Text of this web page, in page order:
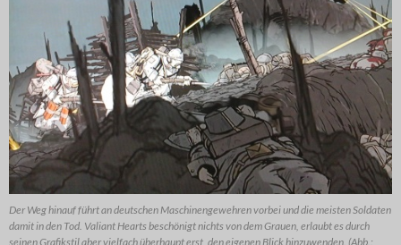
Der Weg hinauf führt an deutschen Maschinengewehren vorbei und die meisten Soldaten
damit in den Tod. Valiant Hearts beschönigt nichts von dem Grauen, erlaubt es durch
seinen Grafikstil aber vielfach überhaupt erst, den eigenen Blick hinzuwenden. (Abb.: